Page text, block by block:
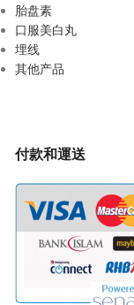
胎盘素
口服美白丸
埋线
其他产品
付款和運送